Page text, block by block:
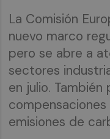
La Comisión
nuevo marco
pero se abre a
sectores
en julio. También
emisiones de